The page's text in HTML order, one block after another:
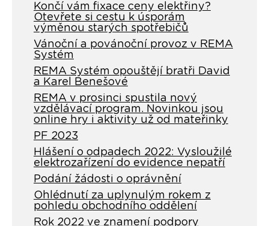
Končí vám fixace ceny elektřiny?
Otevřete si cestu k úsporám
výměnou starých spotřebičů
Vánoční a povánoční provoz v REMA
Systém
REMA Systém opouštějí bratři David
a Karel Benešové
REMA v prosinci spustila nový
vzdělávací program. Novinkou jsou
online hry i aktivity už od mateřinky
PF 2023
Hlášení o odpadech 2022: Vysloužilé
elektrozařízení do evidence nepatří
Podání žádosti o oprávnění
Ohlédnutí za uplynulým rokem z
pohledu obchodního oddělení
Rok 2022 ve znamení podpory